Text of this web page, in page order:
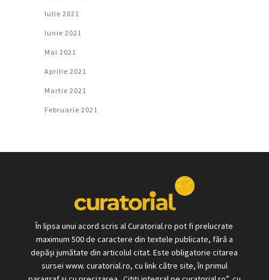
Iulie 2021
Iunie 2021
Mai 2021
Aprilie 2021
Martie 2021
Februarie 2021
În lipsa unui acord scris al Curatorial.ro pot fi prelucrate
maximum 500 de caractere din textele publicate, fără a
depăși jumătate din articolul citat. Este obligatorie citarea
sursei www. curatorial.ro, cu link către site, în primul